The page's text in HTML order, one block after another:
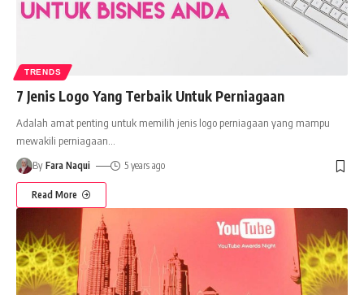
TRENDS
7 Jenis Logo Yang Terbaik Untuk Perniagaan
Adalah amat penting untuk memilih jenis logo perniagaan yang mampu
mewakili perniagaan…
By Fara Naqui 5 years ago
Read More